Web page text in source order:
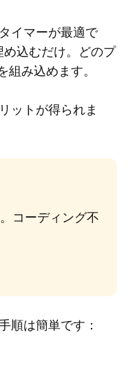
イマーが最適で
込むだけ。どのプ
み込めます。
ットが得られま
コーディング不
順は簡単です：